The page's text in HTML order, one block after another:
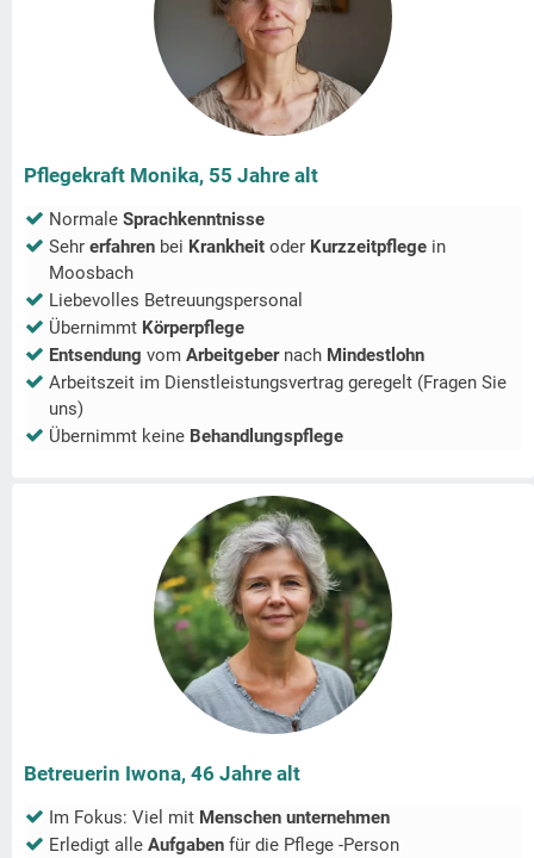
Pflegekraft Monika, 55 Jahre alt
Normale Sprachkenntnisse
Sehr erfahren bei Krankheit oder Kurzzeitpflege in
Moosbach
Liebevolles Betreuungspersonal
Übernimmt Körperpflege
Entsendung vom Arbeitgeber nach Mindestlohn
Arbeitszeit im Dienstleistungsvertrag geregelt (Fragen Sie
uns)
Übernimmt keine Behandlungspflege
Betreuerin Iwona, 46 Jahre alt
Im Fokus: Viel mit Menschen unternehmen
Erledigt alle Aufgaben für die Pflege -Person